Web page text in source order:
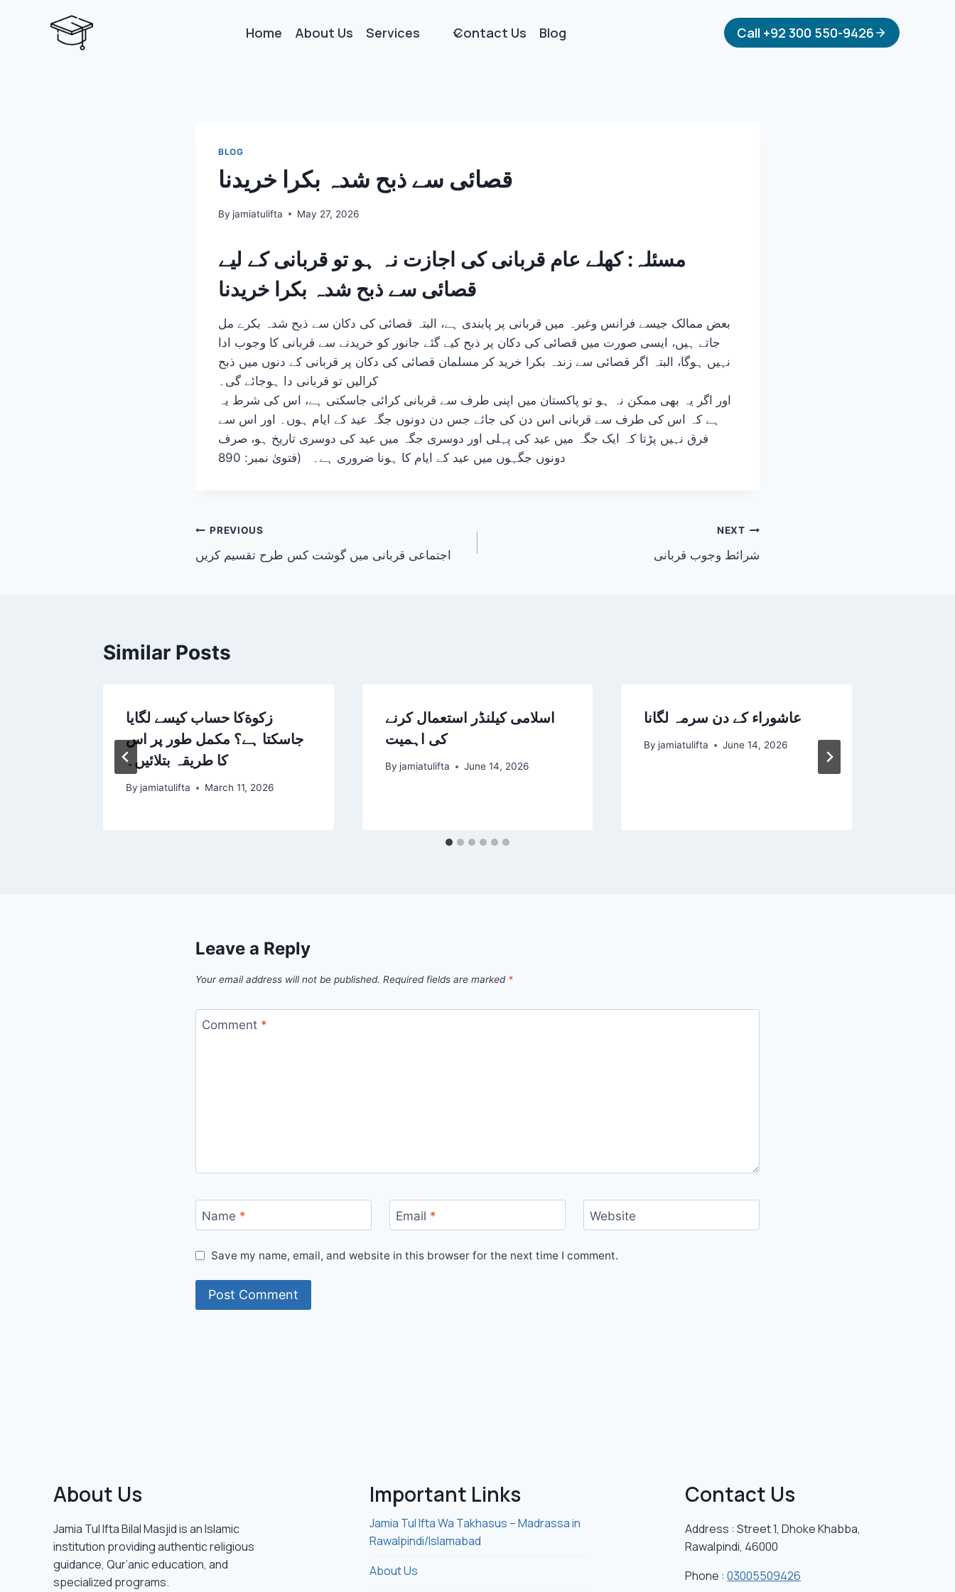
Home About Us Services Contact Us Blog Call +92 300 550-9426
BLOG
قصائی سے ذبح شدہ بکرا خریدنا
By jamiatulifta May 27, 2026
مسئلہ: کھلے عام قربانی کی اجازت نہ ہو تو قربانی کے لیے
قصائی سے ذبح شدہ بکرا خریدنا
بعض ممالک جیسے فرانس وغیرہ میں قربانی پر پابندی ہے، البتہ قصائی کی دکان سے ذبح شدہ بکرے مل
جاتے ہیں، ایسی صورت میں قصائی کی دکان پر ذبح کیے گئے جانور کو خریدنے سے قربانی کا وجوب ادا
نہیں ہوگا، البتہ اگر قصائی سے زندہ بکرا خرید کر مسلمان قصائی کی دکان پر قربانی کے دنوں میں ذبح
کرالیں تو قربانی دا ہوجائے گی۔
اور اگر یہ بھی ممکن نہ ہو تو پاکستان میں اپنی طرف سے قربانی کرائی جاسکتی ہے، اس کی شرط یہ
ہے کہ اس کی طرف سے قربانی اس دن کی جائے جس دن دونوں جگہ عید کے ایام ہوں۔ اور اس سے
فرق نہیں پڑتا کہ ایک جگہ میں عید کی پہلی اور دوسری جگہ میں عید کی دوسری تاریخ ہو، صرف
دونوں جگہوں میں عید کے ایام کا ہونا ضروری ہے۔ (فتویٰ نمبر: 890
Post
navigation
PREVIOUS
اجتماعی قربانی میں گوشت کس طرح تقسیم کریں
NEXT
شرائط وجوب قربانی
Similar Posts
زکوةکا حساب کیسے لگایا
جاسکتا ہے؟ مکمل طور پر اس
کا طریقہ بتلائیں۔
By jamiatulifta March 11, 2026
اسلامی کیلنڈر استعمال کرنے
کی اہمیت
By jamiatulifta June 14, 2026
عاشوراء کے دن سرمہ لگانا
By jamiatulifta June 14, 2026
Leave a Reply
Your email address will not be published. Required fields are marked *
Comment *
Name * Email * Website
Save my name, email, and website in this browser for the next time I comment.
About Us
Jamia Tul Ifta Bilal Masjid is an Islamic
institution providing authentic religious
guidance, Qur’anic education, and
specialized programs.
Important Links
Jamia Tul Ifta Wa Takhasus – Madrassa in
Rawalpindi/Islamabad
About Us
Contact Us
Address : Street 1, Dhoke Khabba,
Rawalpindi, 46000
Phone :03005509426